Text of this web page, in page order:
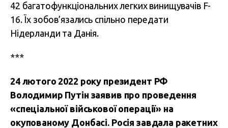
42 багатофункціональних легких винищувачів F-
16. Їх зобов’язались спільно передати
Нідерланди та Данія.
***
24 лютого 2022 року президент РФ
Володимир Путін заявив про проведення
«спеціальної військової операції» на
окупованому Донбасі. Росія завдала ракетних